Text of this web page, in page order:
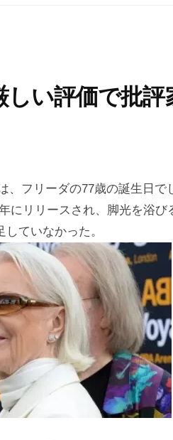
しい評価で批評
、フリーダの77歳の誕生日
にリリースされ、脚光を浴
ていなかった。